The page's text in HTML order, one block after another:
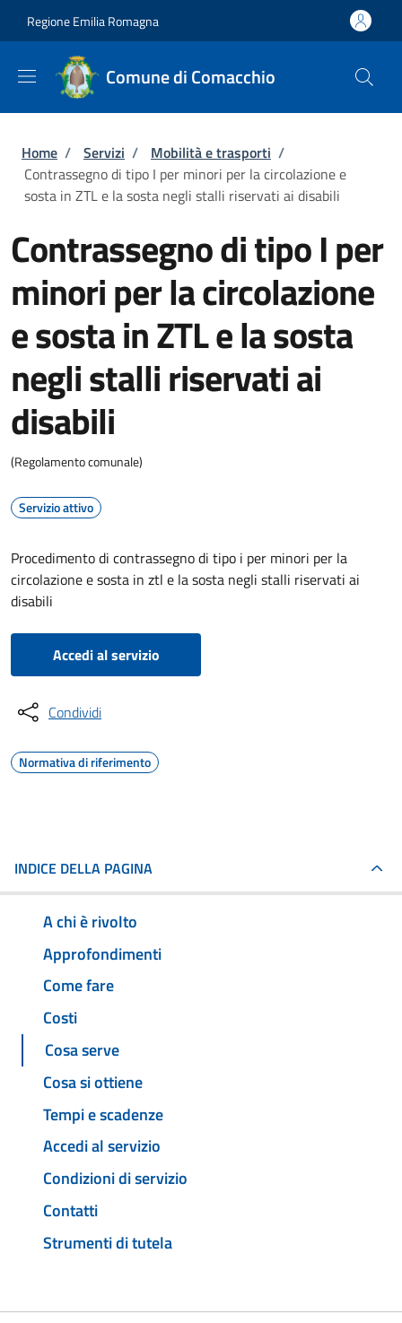
Regione Emilia Romagna
Comune di Comacchio
Briciole di pane
Home / Servizi / Mobilità e trasporti /
Contrassegno di tipo I per minori per la circolazione e
sosta in ZTL e la sosta negli stalli riservati ai disabili
Contrassegno di tipo I per
minori per la circolazione
e sosta in ZTL e la sosta
negli stalli riservati ai
disabili
(Regolamento comunale)
Servizio attivo
Procedimento di contrassegno di tipo i per minori per la
circolazione e sosta in ztl e la sosta negli stalli riservati ai
disabili
Accedi al servizio
Condividi
Normativa di riferimento
INDICE DELLA PAGINA
A chi è rivolto
Approfondimenti
Come fare
Costi
Cosa serve
Cosa si ottiene
Tempi e scadenze
Accedi al servizio
Condizioni di servizio
Contatti
Strumenti di tutela